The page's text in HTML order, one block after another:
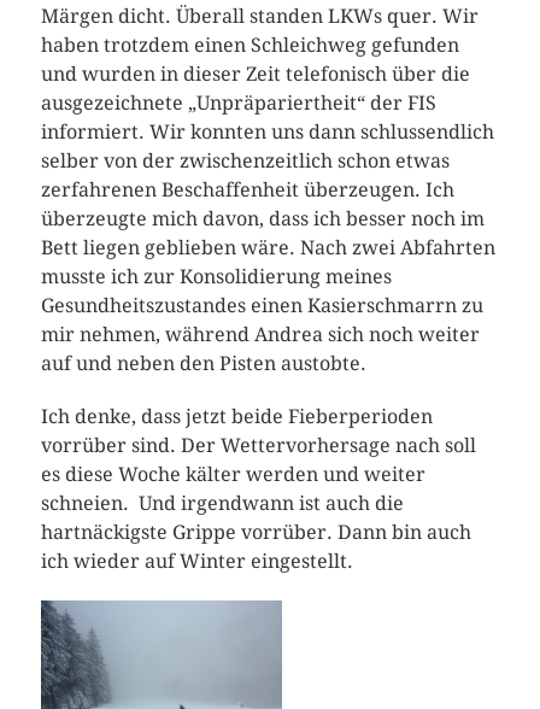
Märgen dicht. Überall standen LKWs quer. Wir
haben trotzdem einen Schleichweg gefunden
und wurden in dieser Zeit telefonisch über die
ausgezeichnete „Unpräpariertheit“ der FIS
informiert. Wir konnten uns dann schlussendlich
selber von der zwischenzeitlich schon etwas
zerfahrenen Beschaffenheit überzeugen. Ich
überzeugte mich davon, dass ich besser noch im
Bett liegen geblieben wäre. Nach zwei Abfahrten
musste ich zur Konsolidierung meines
Gesundheitszustandes einen Kasierschmarrn zu
mir nehmen, während Andrea sich noch weiter
auf und neben den Pisten austobte.
Ich denke, dass jetzt beide Fieberperioden
vorrüber sind. Der Wettervorhersage nach soll
es diese Woche kälter werden und weiter
schneien. Und irgendwann ist auch die
hartnäckigste Grippe vorrüber. Dann bin auch
ich wieder auf Winter eingestellt.